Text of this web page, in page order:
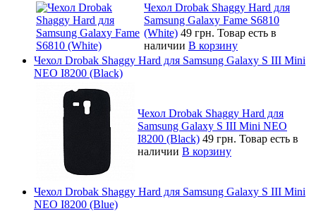
Чехол Drobak Shaggy Hard для
Samsung Galaxy Fame S6810
(White) 49 грн. Товар есть в
наличии В корзину
Чехол Drobak Shaggy Hard для Samsung Galaxy S III Mini
NEO I8200 (Black)
Чехол Drobak Shaggy Hard для
Samsung Galaxy S III Mini NEO
I8200 (Black) 49 грн. Товар есть в
наличии В корзину
Чехол Drobak Shaggy Hard для Samsung Galaxy S III Mini
NEO I8200 (Blue)